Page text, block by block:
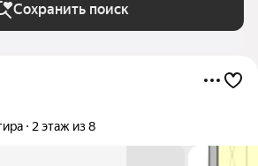
Сохранить поиск
2 этаж из 8